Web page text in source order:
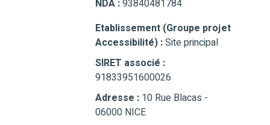
NDA :93840481784
Etablissement (Groupe projet
Accessibilité) :Site principal
SIRET associé :
91833951600026
Adresse : 10 Rue Blacas -
06000 NICE